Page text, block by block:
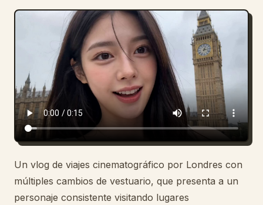
Habilidades
Precios
Descargar
Blog
Actualizaciones
Un vlog de viajes cinematográfico por Londres con
múltiples cambios de vestuario, que presenta a un
personaje consistente visitando lugares